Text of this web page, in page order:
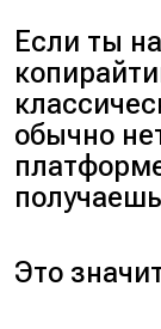
Если ты
обычно
Это